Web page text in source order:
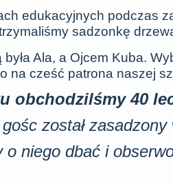
edukacyjnych podczas
sadzonkę
Ala, a Ojcem Kuba.
na cześć patrona naszej
obchodzilśmy 40
został
o niego dbać i